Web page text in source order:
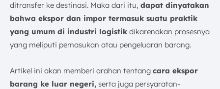
FAQ:
ditransfer ke destinasi. Maka dari itu, dapat dinyatakan
bahwa ekspor dan impor termasuk suatu praktik
yang umum di industri logistik dikarenakan prosesnya
yang meliputi pemasukan atau pengeluaran barang.
Artikel ini akan memberi arahan tentang cara ekspor
barang ke luar negeri, serta juga persyaratan-